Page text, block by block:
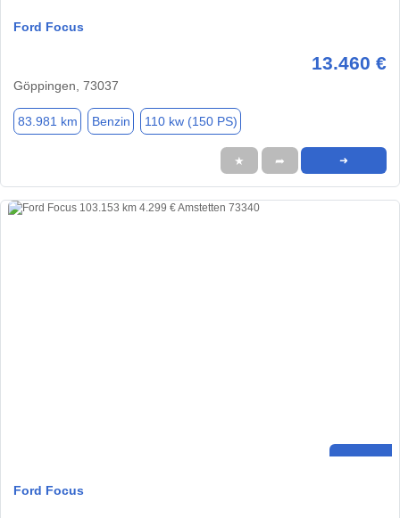
Ford Focus
13.460 €
Göppingen, 73037
83.981 km Benzin 110 kw (150 PS)
★ ➦ ➜
Ford Focus